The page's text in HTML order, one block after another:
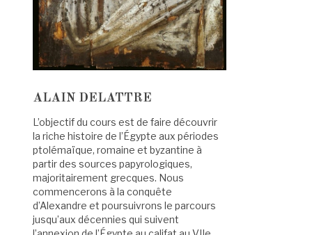
ALAIN DELATTRE
L’objectif du cours est de faire découvrir
la riche histoire de l’Égypte aux périodes
ptolémaïque, romaine et byzantine à
partir des sources papyrologiques,
majoritairement grecques. Nous
commencerons à la conquête
d’Alexandre et poursuivrons le parcours
jusqu’aux décennies qui suivent